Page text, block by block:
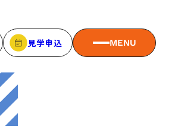
見学申込 MENU
シップ